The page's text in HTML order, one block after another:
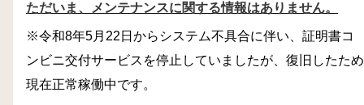
ただいま、メンテナンスに関する情報はありません。
※令和8年5月22日からシステム不具合に伴い、証明書コ
ンビニ交付サービスを停止していましたが、復旧したため
現在正常稼働中です。